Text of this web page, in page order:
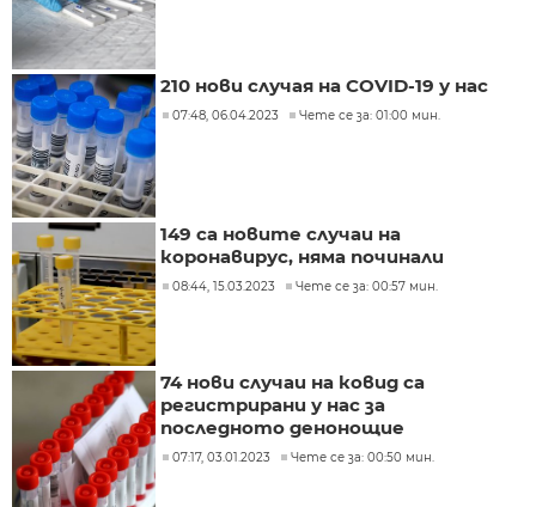
210 нови случая на COVID-19 у нас
07:48, 06.04.2023 Чете се за: 01:00 мин.
149 са новите случаи на
коронавирус, няма починали
08:44, 15.03.2023 Чете се за: 00:57 мин.
74 нови случаи на ковид са
регистрирани у нас за
последното денонощие
07:17, 03.01.2023 Чете се за: 00:50 мин.